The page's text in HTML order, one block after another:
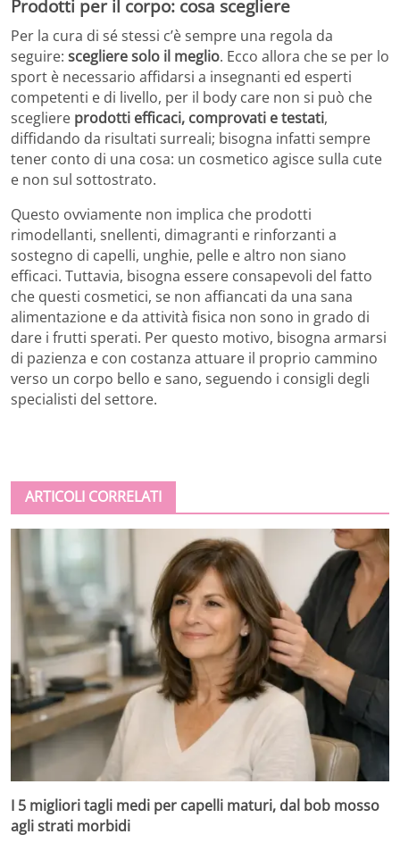
Prodotti per il corpo: cosa scegliere
Per la cura di sé stessi c’è sempre una regola da
seguire: scegliere solo il meglio. Ecco allora che se per lo
sport è necessario affidarsi a insegnanti ed esperti
competenti e di livello, per il body care non si può che
scegliere prodotti efficaci, comprovati e testati,
diffidando da risultati surreali; bisogna infatti sempre
tener conto di una cosa: un cosmetico agisce sulla cute
e non sul sottostrato.
Questo ovviamente non implica che prodotti
rimodellanti, snellenti, dimagranti e rinforzanti a
sostegno di capelli, unghie, pelle e altro non siano
efficaci. Tuttavia, bisogna essere consapevoli del fatto
che questi cosmetici, se non affiancati da una sana
alimentazione e da attività fisica non sono in grado di
dare i frutti sperati. Per questo motivo, bisogna armarsi
di pazienza e con costanza attuare il proprio cammino
verso un corpo bello e sano, seguendo i consigli degli
specialisti del settore.
ARTICOLI CORRELATI
I 5 migliori tagli medi per capelli maturi, dal bob mosso
agli strati morbidi